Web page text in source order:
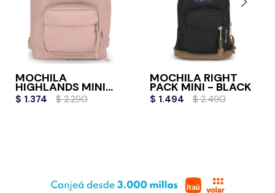
MOCHILA
HIGHLANDS MINI
PACK - MISTY ROSE
$ 1.374 $ 2.290
MOCHILA RIGHT
PACK MINI - BLACK
$ 1.494 $ 2.490